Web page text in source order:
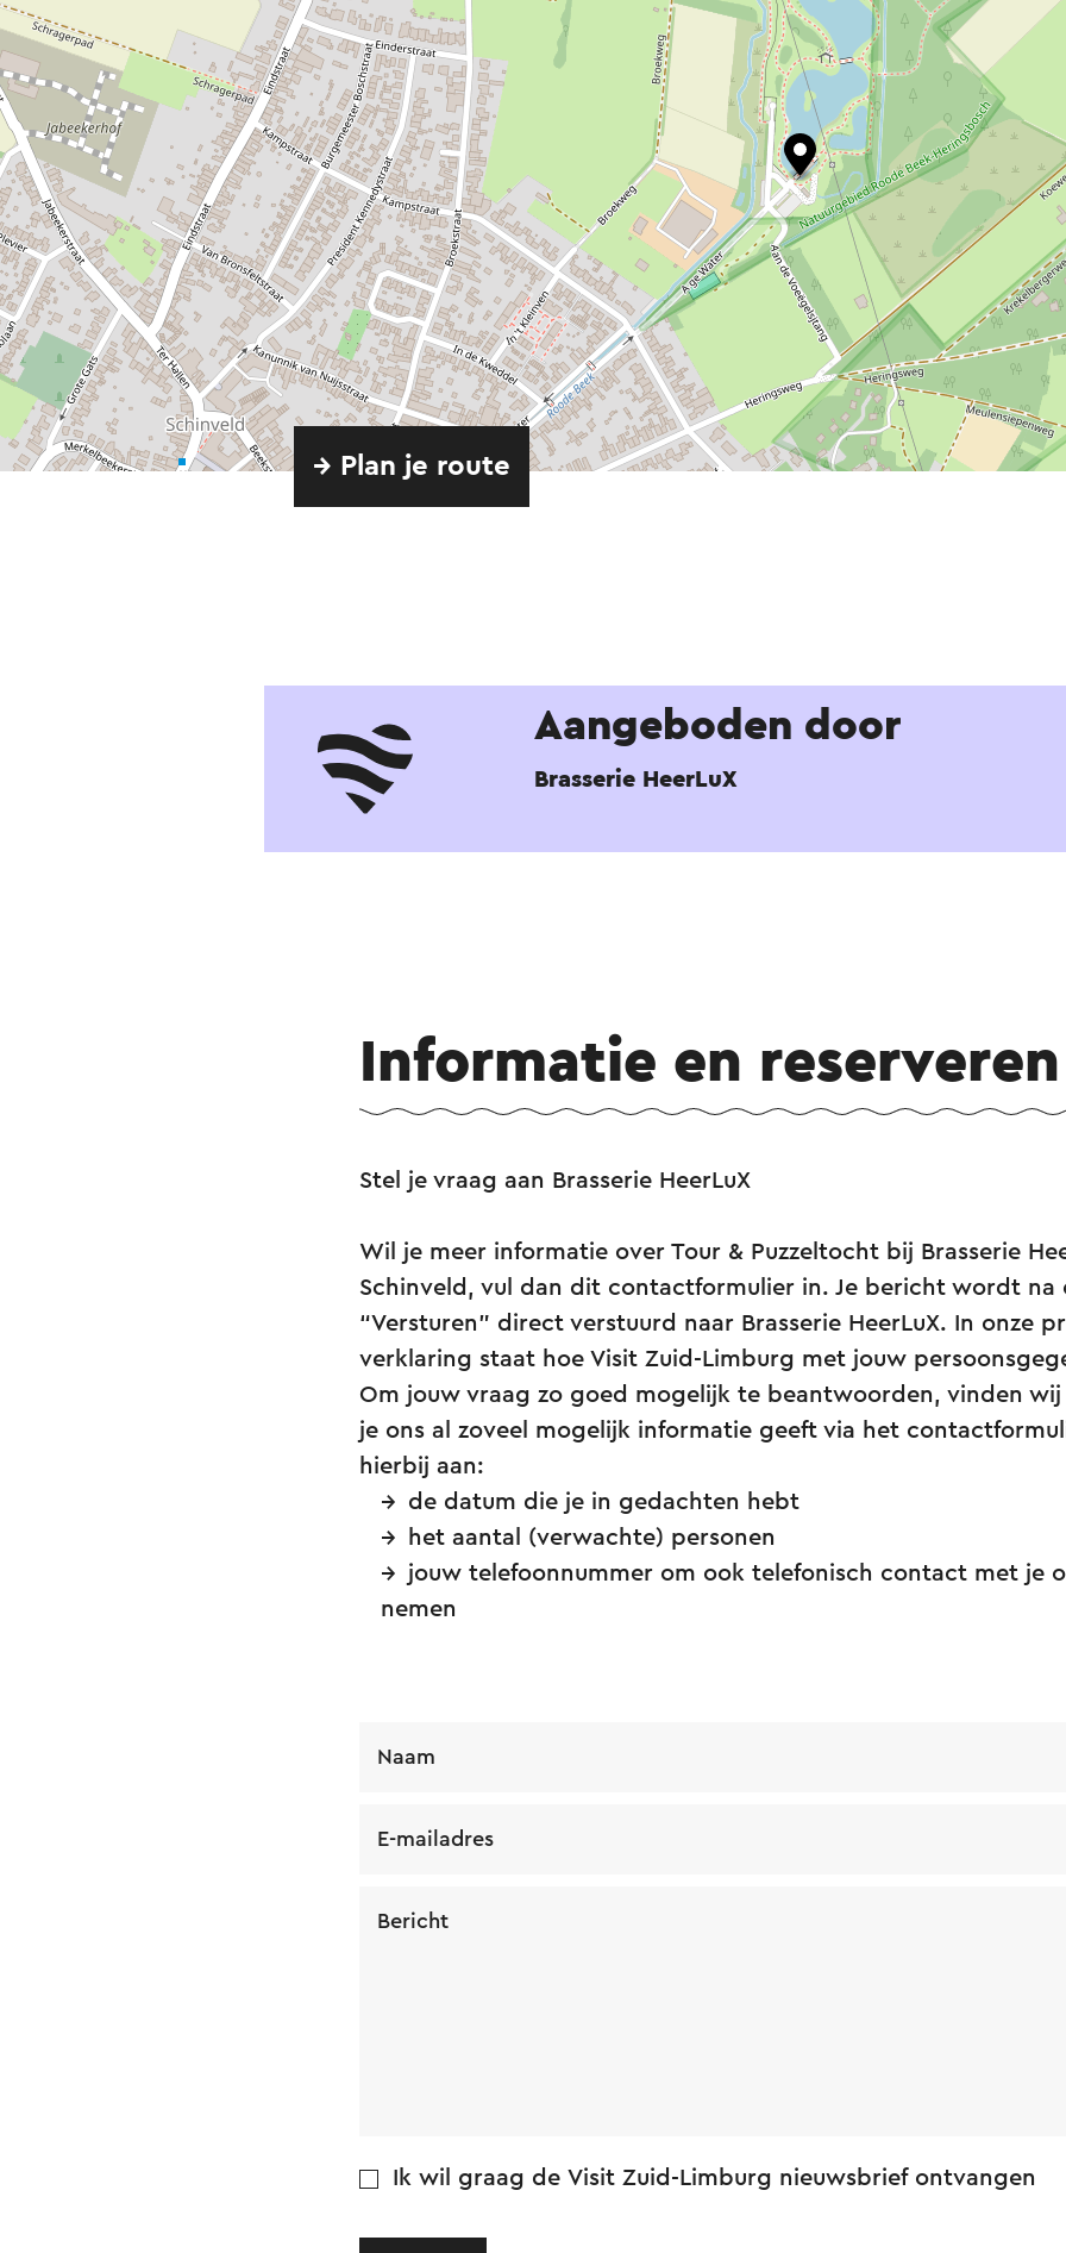
→ Plan je route
Aangeboden door
Brasserie HeerLuX
Informatie en reserveren
Stel je vraag aan Brasserie HeerLuX
Wil je meer informatie over Tour & Puzzeltocht bij Brasserie
Schinveld, vul dan dit contactformulier in. Je bericht wordt na
“Versturen” direct verstuurd naar Brasserie HeerLuX. In onze
verklaring staat hoe Visit Zuid-Limburg met jouw
Om jouw vraag zo goed mogelijk te beantwoorden, vinden
je ons al zoveel mogelijk informatie geeft via het
hierbij aan:
de datum die je in gedachten hebt
het aantal (verwachte) personen
jouw telefoonnummer om ook telefonisch contact met je
nemen
Naam
E-mailadres
Bericht
Ik wil graag de Visit Zuid-Limburg nieuwsbrief ontvangen